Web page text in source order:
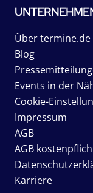
Über termine.de
Blog
Events in der
Cookie-
Impressum
AGB
AGB
Karriere